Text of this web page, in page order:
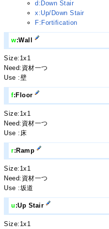
d:Down Stair
x:Up/Down Stair
F:Fortification
w:Wall
Size:1x1
Need:資材一つ
Use :壁
f:Floor
Size:1x1
Need:資材一つ
Use :床
r:Ramp
Size:1x1
Need:資材一つ
Use :坂道
u :Up Stair
Size:1x1